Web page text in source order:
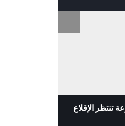
تنتظر الإقلاع